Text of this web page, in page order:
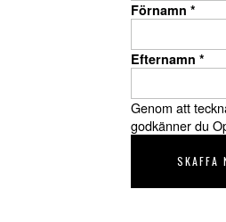
Förnamn *
Efternamn *
Genom att
godkänner du